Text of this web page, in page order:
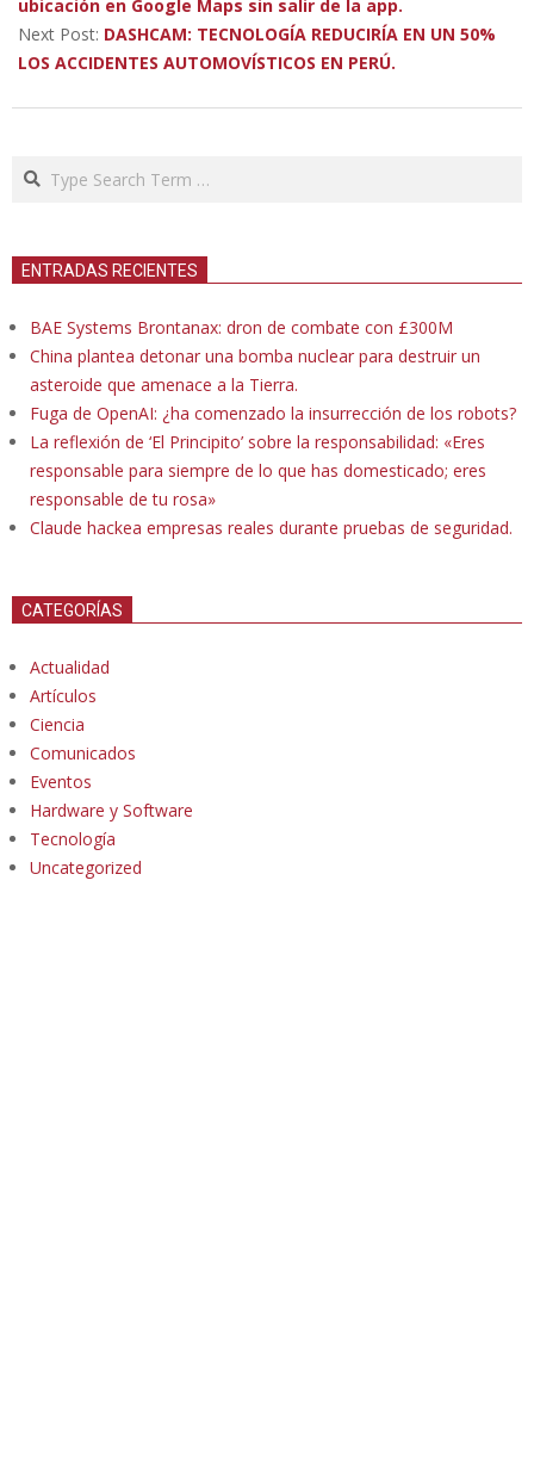
ubicación en Google Maps sin salir de la app.
Next Post: DASHCAM: TECNOLOGÍA REDUCIRÍA EN UN 50%
LOS ACCIDENTES AUTOMOVÍSTICOS EN PERÚ.
Search
ENTRADAS RECIENTES
BAE Systems Brontanax: dron de combate con £300M
China plantea detonar una bomba nuclear para destruir un
asteroide que amenace a la Tierra.
Fuga de OpenAI: ¿ha comenzado la insurrección de los robots?
La reflexión de ‘El Principito’ sobre la responsabilidad: «Eres
responsable para siempre de lo que has domesticado; eres
responsable de tu rosa»
Claude hackea empresas reales durante pruebas de seguridad.
CATEGORÍAS
Actualidad
Artículos
Ciencia
Comunicados
Eventos
Hardware y Software
Tecnología
Uncategorized